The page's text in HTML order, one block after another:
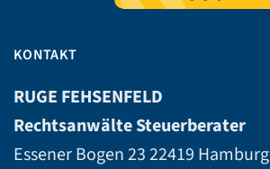
KONTAKT
RUGE FEHSENFELD
Rechtsanwälte Steuerberater
Essener Bogen 2322419 Hamburg